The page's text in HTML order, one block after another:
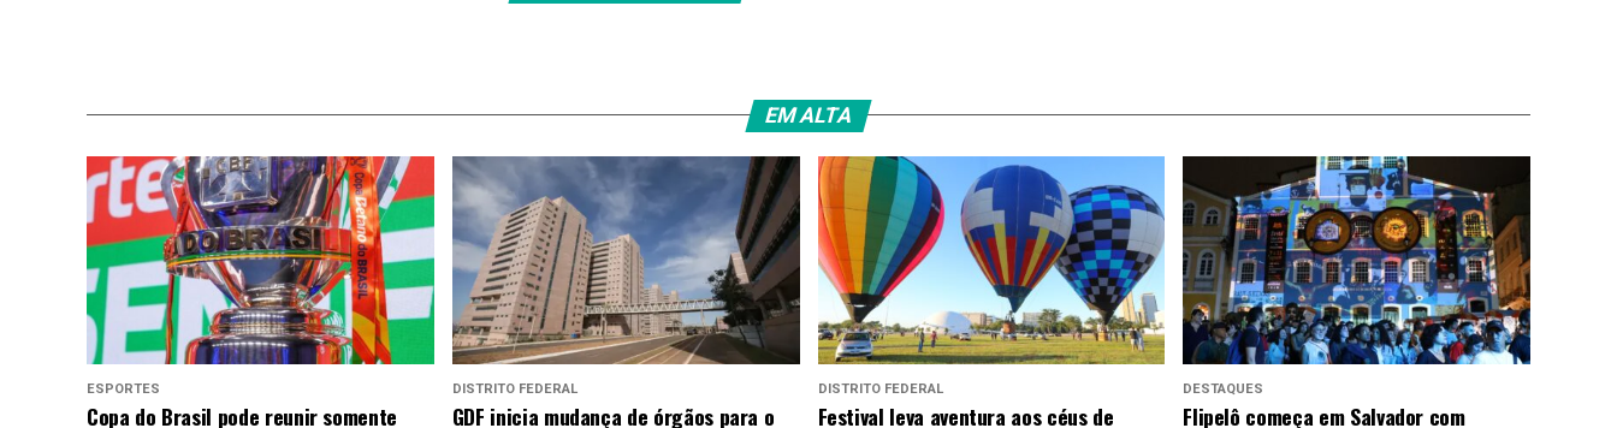
EM ALTA
ESPORTES
Copa do Brasil pode reunir somente
DISTRITO FEDERAL
GDF inicia mudança de órgãos para o
DISTRITO FEDERAL
Festival leva aventura aos céus de
DESTAQUES
Flipelô começa em Salvador com